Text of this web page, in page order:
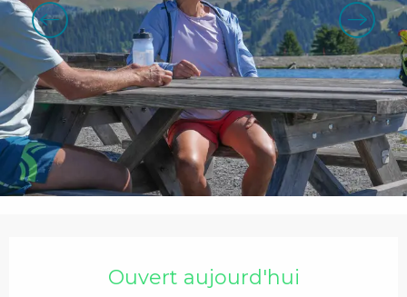
Ouvert aujourd'hui